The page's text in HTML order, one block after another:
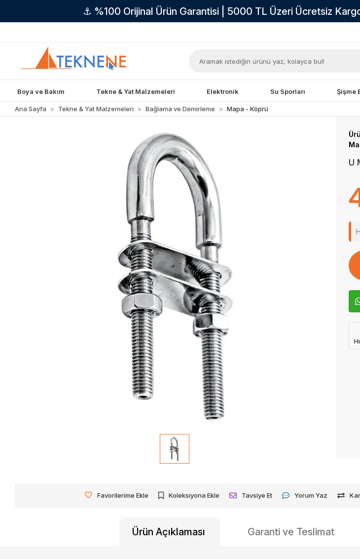
⚓ %100 Orijinal Ürün Garantisi | 5000 TL Üzeri Ücretsiz
Boya ve Bakım Tekne & Yat Malzemeleri Elektronik Su Sporları Şişme
Ana Sayfa Tekne & Yat Malzemeleri Bağlama ve Demirleme Mapa - Köprü
U
Favorilerime Ekle Koleksiyona Ekle Tavsiye Et Yorum Yaz
Ürün Açıklaması Garanti ve Teslimat